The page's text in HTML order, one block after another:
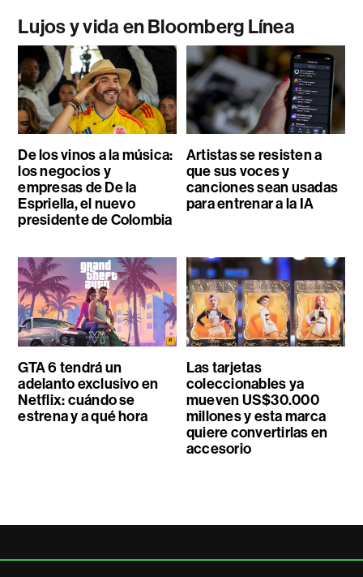
Lujos y vida en Bloomberg Línea
De los vinos a la música:
los negocios y
empresas de De la
Espriella, el nuevo
presidente de Colombia
Artistas se resisten a
que sus voces y
canciones sean usadas
para entrenar a la IA
GTA 6 tendrá un
adelanto exclusivo en
Netflix: cuándo se
estrena y a qué hora
Las tarjetas
coleccionables ya
mueven US$30.000
millones y esta marca
quiere convertirlas en
accesorio